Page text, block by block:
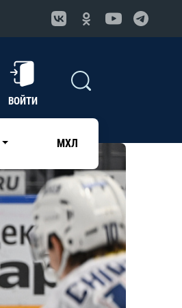
ВОЙТИ
МХЛ